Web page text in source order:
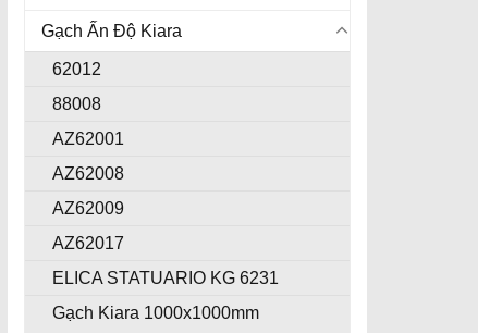
Gạch Ấn Độ Kiara
62012
88008
AZ62001
AZ62008
AZ62009
AZ62017
ELICA STATUARIO KG 6231
Gạch Kiara 1000x1000mm